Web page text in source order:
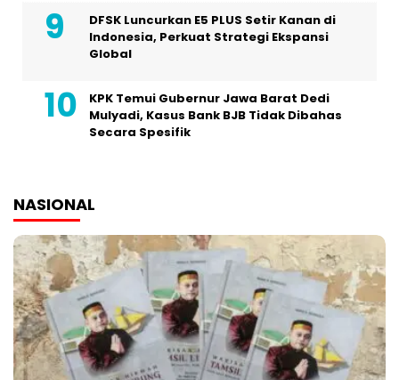
DFSK Luncurkan E5 PLUS Setir Kanan di
Indonesia, Perkuat Strategi Ekspansi
Global
KPK Temui Gubernur Jawa Barat Dedi
Mulyadi, Kasus Bank BJB Tidak Dibahas
Secara Spesifik
NASIONAL